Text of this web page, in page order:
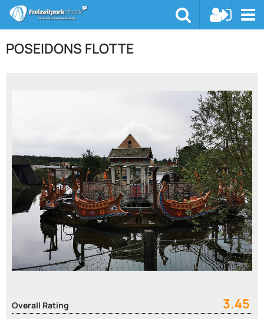
POSEIDONS FLOTTE
Overall Rating 3.45